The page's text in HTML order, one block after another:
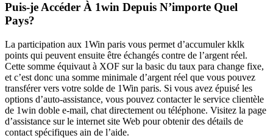
Puis-je Accéder À 1win Depuis N’importe Quel
Pays?
La participation aux 1Win paris vous permet d’accumuler kklk
points qui peuvent ensuite être échangés contre de l’argent réel.
Cette somme équivaut à XOF sur la basic du taux para change fixe,
et c’est donc una somme minimale d’argent réel que vous pouvez
transférer vers votre solde de 1Win paris. Si vous avez épuisé les
options d’auto-assistance, vous pouvez contacter le service clientèle
de 1win doble e-mail, chat directement ou téléphone. Visitez la page
d’assistance sur le internet site Web pour obtenir des détails de
contact spécifiques ain de l’aide.